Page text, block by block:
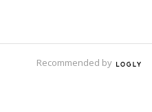
教えられることがありまし
Recommended by